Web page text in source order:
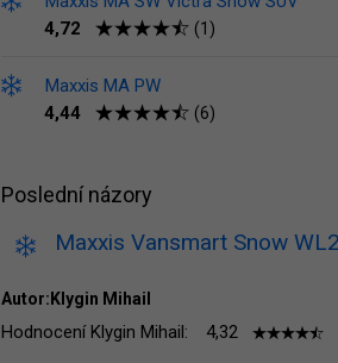
4,72
(1)
Maxxis MA PW
4,44
(6)
Poslední názory
Maxxis Vansmart Snow WL2
Autor:Klygin Mihail
Hodnocení Klygin Mihail: 4,32